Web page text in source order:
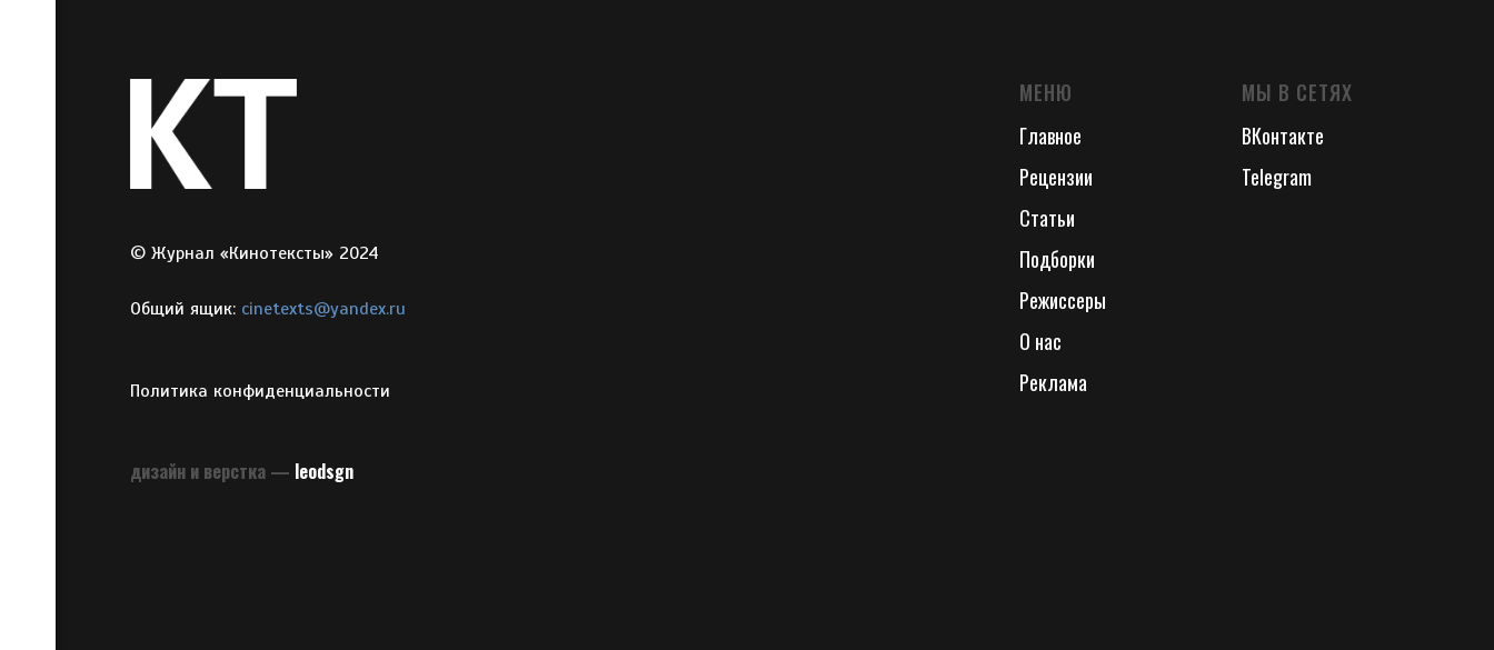
© Журнал «Кинотексты» 2024
Общий ящик: cinetexts@yandex.ru
Политика конфиденциальности
дизайн и верстка — leodsgn
МЕНЮ
Главное
Рецензии
Статьи
Подборки
Режиссеры
О нас
Реклама
МЫ В СЕТЯХ
ВКонтакте
Telegram